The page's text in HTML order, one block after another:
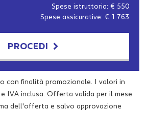
Spese istruttoria: € 550
Spese assicurative: € 1.763
PROCEDI
con finalità promozionale. I valori in
IVA inclusa. Offerta valida per il mese
dell'offerta e salvo approvazione